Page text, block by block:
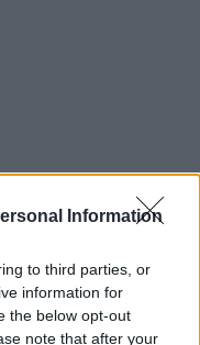
Information
to third parties, or
information for
the below opt-out
note that after your
την